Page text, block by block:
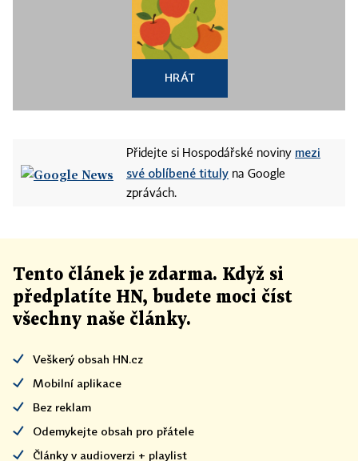
HRÁT
Přidejte si Hospodářské noviny mezi
své oblíbené tituly na Google
zprávách.
Tento článek je zdarma. Když si
předplatíte HN, budete moci číst
všechny naše články.
Veškerý obsah HN.cz
Mobilní aplikace
Bez reklam
Odemykejte obsah pro přátele
Články v audioverzi + playlist